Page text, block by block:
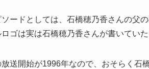
ードとしては、石橋穂乃香さんの父
ゴは実は石橋穂乃香さんが書いていた
放送開始が1996年なので、おそらく石